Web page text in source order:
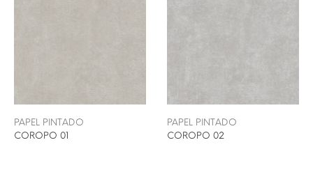
PAPEL PINTADO
COROPO 01
PAPEL PINTADO
COROPO 02